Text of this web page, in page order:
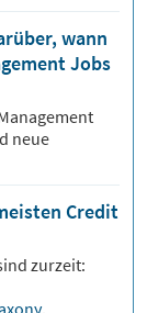
wann
Jobs
neue
Credit
zurzeit: